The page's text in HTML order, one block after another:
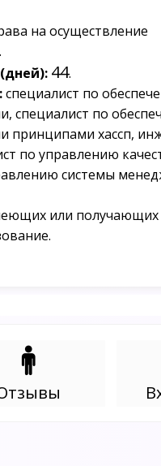
на осуществление
44.
специалист по
специалист по
принципами хассп,
по управлению
системы
или получающих